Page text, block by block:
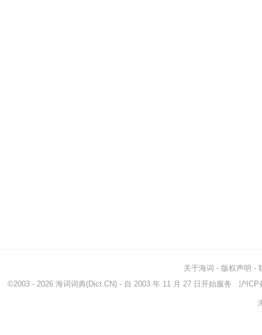
关于海词 - 版权声明 -
©2003 - 2026 海词词典(Dict.CN) - 自 2003 年 11 月 27 日开始服务 沪ICP